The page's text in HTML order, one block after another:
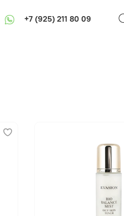
+7 (925) 211 80 09